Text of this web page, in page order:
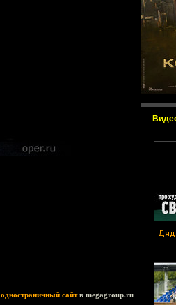
одностраничный сайтв megagroup.ru